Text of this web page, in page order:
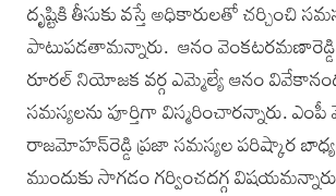
దృష్టికి తీసుకు వస్తే అధికారులతో చర్చించి
పాటుపడతామన్నారు. ఆనం
రూరల్ నియోజక వర్గ ఎమ్మెల్యే ఆనం
సమస్యలను పూర్తిగా విస్మరించారన్నారు.
రాజమోహన్‌రెడ్డి ప్రజా సమస్యల పరిష్కార
ముందుకు సాగడం గర్వించదగ్గ